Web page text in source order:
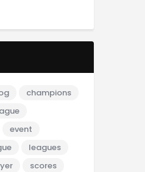
champions
event
leagues
scores